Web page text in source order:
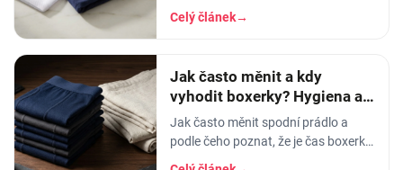
věnujeme nejmíň. Hodíme ho do
pračky se vším ostatním, dáme
Celý článek→
Jak často měnit a kdy
vyhodit boxerky? Hygiena a
životnost prádla
Jak často měnit spodní prádlo a
podle čeho poznat, že je čas boxerky
vyhodit? Hygiena, životnost podle